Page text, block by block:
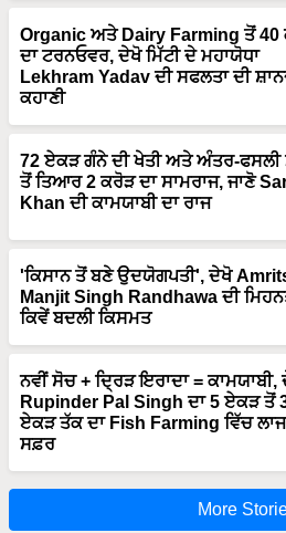
Organic ਅਤੇ Dairy Farming ਤੋਂ 40
ਦਾ ਟਰਨਓਵਰ, ਦੇਖੋ ਮਿੱਟੀ ਦੇ ਮਹਾਯੋਧਾ
Lekhram Yadav ਦੀ ਸਫਲਤਾ ਦੀ
ਕਹਾਣੀ
72 ਏਕੜ ਗੰਨੇ ਦੀ ਖੇਤੀ ਅਤੇ ਅੰਤਰ-ਫਸਲੀ
ਤੋਂ ਤਿਆਰ 2 ਕਰੋੜ ਦਾ ਸਾਮਰਾਜ, ਜਾਣੋ
Khan ਦੀ ਕਾਮਯਾਬੀ ਦਾ ਰਾਜ
'ਕਿਸਾਨ ਤੋਂ ਬਣੇ ਉਦਯੋਗਪਤੀ', ਦੇਖੋ
Manjit Singh Randhawa ਦੀ
ਕਿਵੇਂ ਬਦਲੀ ਕਿਸਮਤ
ਨਵੀਂ ਸੋਚ + ਦ੍ਰਿੜ ਇਰਾਦਾ = ਕਾਮਯਾਬੀ,
Rupinder Pal Singh ਦਾ 5 ਏਕੜ ਤੋਂ
ਏਕੜ ਤੱਕ ਦਾ Fish Farming ਵਿੱਚ
ਸਫ਼ਰ
More